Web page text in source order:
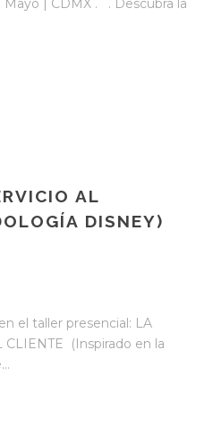
| CDMX . . Descubra la
AL
DISNEY)
el taller presencial: LA
CLIENTE (Inspirado en la